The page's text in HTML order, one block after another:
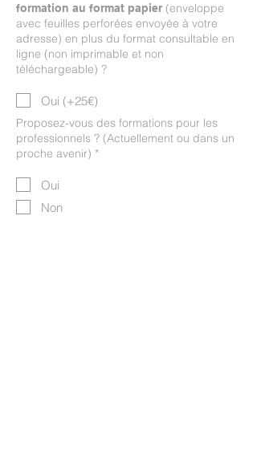
formation au format papier (enveloppe
avec feuilles perforées envoyée à votre
adresse) en plus du format consultable en
ligne (non imprimable et non
téléchargeable) ?
Oui (+25€)
Proposez-vous des formations pour les
professionnels ? (Actuellement ou dans un
proche avenir) *
Oui
Non